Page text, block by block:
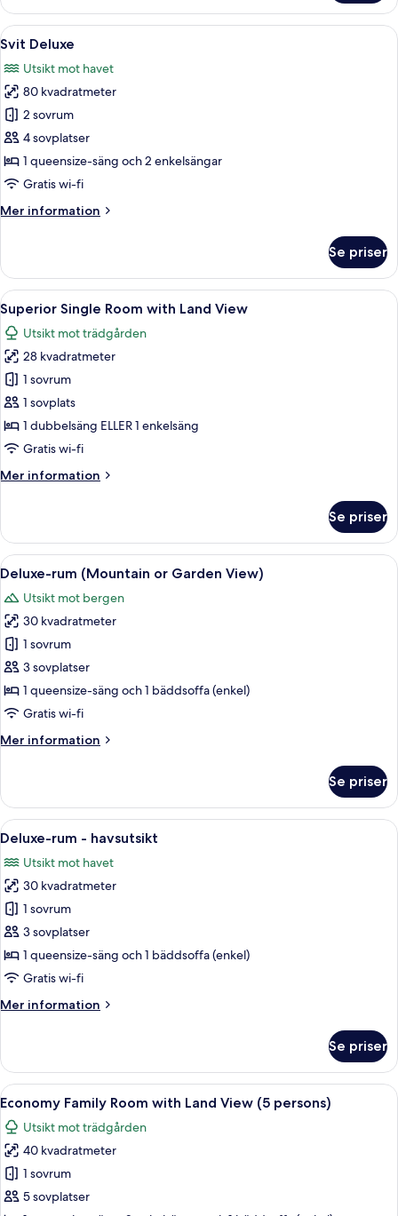
Superior
Öppna
alla
foton
för
Svit
Deluxe
Ett hotellrum med en säng, två
4
Svit Deluxe
Utsikt mot havet
80 kvadratmeter
2 sovrum
4 sovplatser
1 queensize-säng och 2 enkelsängar
Gratis wi-fi
Mer information
Mer
Deluxe
Se priser
Öppna
alla
foton
för
Superior
Single
Room
with
View
Ett modernt hotellrum med en
4
Superior Single Room with Land View
Utsikt mot trädgården
28 kvadratmeter
1 sovrum
1 sovplats
1 dubbelsäng ELLER 1 enkelsäng
Gratis wi-fi
Mer information
Mer
Single
Room
with
View
Se priser
Öppna
alla
foton
för
Deluxe-
rum
(Mountain
or
View)
Ett modernt hotellrum med en stor
5
Deluxe-rum (Mountain or Garden View)
Utsikt mot bergen
30 kvadratmeter
1 sovrum
3 sovplatser
1 queensize-säng och 1 bäddsoffa (enkel)
Gratis wi-fi
Mer information
Mer
rum
(Mountain
or
View)
Se priser
Öppna
alla
foton
för
Deluxe-
rum
-
havsutsikt
Ett hotellrum med en säng, ett
5
Deluxe-rum - havsutsikt
Utsikt mot havet
30 kvadratmeter
1 sovrum
3 sovplatser
1 queensize-säng och 1 bäddsoffa (enkel)
Gratis wi-fi
Mer information
Mer
rum
havsutsikt
Se priser
Öppna
alla
foton
för
Economy
Family
Economy Family Room with Land
4
Economy Family Room with Land View (5 persons)
Utsikt mot trädgården
40 kvadratmeter
1 sovrum
5 sovplatser